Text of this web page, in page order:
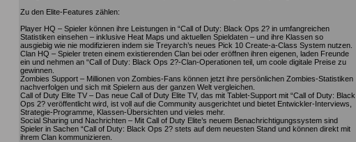
Zu den Elite-Features zählen:
Player HQ – Spieler können ihre Leistungen in “Call of Duty: Black Ops 2? in umfangreichen
Statistiken einsehen – inklusive Heat Maps und aktuellen Spieldaten – und ihre Klassen so
ausgiebig wie nie modifizieren indem sie Treyarch’s neues Pick 10 Create-a-Class System nutzen.
Clan HQ – Spieler treten einem existierenden Clan bei oder eröffnen ihren eigenen, laden Freunde
ein und nehmen an “Call of Duty: Black Ops 2?-Clan-Operationen teil, um coole digitale Preise zu
gewinnen.
Zombies Support – Millionen von Zombies-Fans können jetzt ihre persönlichen Zombies-Statistiken
nachverfolgen und sich mit Spielern aus der ganzen Welt vergleichen.
Call of Duty Elite TV – Das neue Call of Duty Elite TV, das mit Tablet-Support mit “Call of Duty: Black
Ops 2? veröffentlicht wird, ist voll auf die Community ausgerichtet und bietet Entwickler-Interviews,
Strategie-Programme, Klassen-Übersichten und vieles mehr.
Social Sharing und Nachrichten – Mit Call of Duty Elite’s neuem Benachrichtigungssystem sind
Spieler in Sachen “Call of Duty: Black Ops 2? stets auf dem neuesten Stand und können direkt mit
ihrem Clan kommunizieren.